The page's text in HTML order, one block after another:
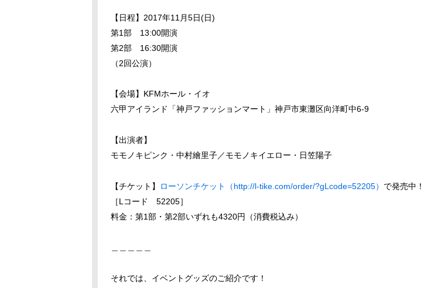
【日程】2017年11月5日(日)
第1部 13:00開演
第2部 16:30開演
（2回公演）
【会場】KFMホール・イオ
六甲アイランド「神戸ファッションマート」神戸市東灘区向洋町中6-9
【出演者】
モモノキピンク・中村繪里子／モモノキイエロー・日笠陽子
【チケット】 ローソンチケット（http://l-tike.com/order/?gLcode=52205） で発売中！
［Lコード 52205］
料金：第1部・第2部いずれも4320円（消費税込み）
それでは、イベントグッズのご紹介です！